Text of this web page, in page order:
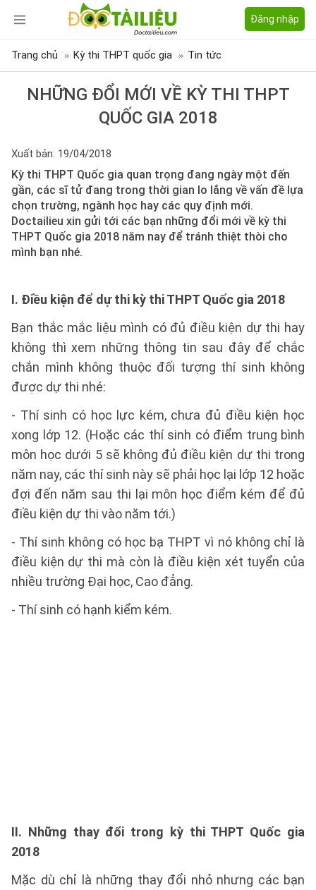
Đăng nhập
Trang chủ Kỳ thi THPT quốc gia Tin tức
NHỮNG ĐỔI MỚI VỀ KỲ THI THPT
QUỐC GIA 2018
Xuất bản: 19/04/2018
Kỳ thi THPT Quốc gia quan trọng đang ngày một đến
gần, các sĩ tử đang trong thời gian lo lắng về vấn đề lựa
chọn trường, ngành học hay các quy định mới.
Doctailieu xin gửi tới các bạn những đổi mới về kỳ thi
THPT Quốc gia 2018 năm nay để tránh thiệt thòi cho
mình bạn nhé.
I. Điều kiện để dự thi kỳ thi THPT Quốc gia 2018
Bạn thắc mắc liệu mình có đủ điều kiện dự thi hay
không thì xem những thông tin sau đây để chắc
chắn mình không thuộc đối tượng thí sinh không
được dự thi nhé:
- Thí sinh có học lực kém, chưa đủ điều kiện học
xong lớp 12. (Hoặc các thí sinh có điểm trung bình
môn học dưới 5 sẽ không đủ điều kiện dự thi trong
năm nay, các thí sinh này sẽ phải học lại lớp 12 hoặc
đợi đến năm sau thi lại môn học điểm kém để đủ
điều kiện dự thi vào năm tới.)
- Thí sinh không có học bạ THPT vì nó không chỉ là
điều kiện dự thi mà còn là điều kiện xét tuyển của
nhiều trường Đại học, Cao đẳng.
- Thí sinh có hạnh kiểm kém.
II. Những thay đổi trong kỳ thi THPT Quốc gia
2018
Mặc dù chỉ là những thay đổi nhỏ nhưng các bạn